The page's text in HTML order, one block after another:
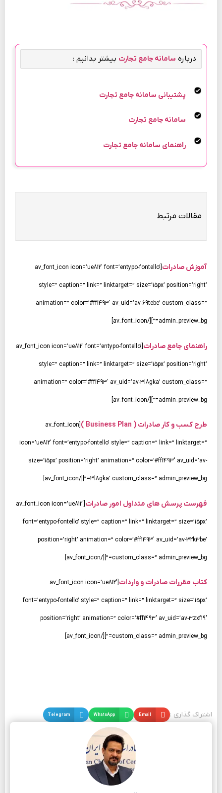
درباره سامانه جامع تجارت بیشتر بدانیم :
پشتیبانی سامانه جامع تجارت
سامانه جامع تجارت
راهنمای سامانه جامع تجارت
مقالات مرتبط
آموزش صادرات [av_font_icon icon=’ue812′ font=’entypo-fontello’
style=” caption=” link=” linktarget=” size=’15px’ position=’right’
animation=” color=’#ff1493′ av_uid=’av-69tebe’ custom_class=”
admin_preview_bg=”][/av_font_icon]
راهنمای جامع صادرات [av_font_icon icon=’ue812′ font=’entypo-fontello’
style=” caption=” link=” linktarget=” size=’15px’ position=’right’
animation=” color=’#ff1493′ av_uid=’av-3l8gka’ custom_class=”
admin_preview_bg=”][/av_font_icon]
طرح کسب و کار صادرات ( Business Plan ) [av_font_icon
icon=’ue812′ font=’entypo-fontello’ style=” caption=” link=” linktarget=”
size=’15px’ position=’right’ animation=” color=’#ff1493′ av_uid=’av-
3l8gka’ custom_class=” admin_preview_bg=”][/av_font_icon]
فهرست پرسش های متداول امور صادرات [av_font_icon icon=’ue812′
font=’entypo-fontello’ style=” caption=” link=” linktarget=” size=’15px’
position=’right’ animation=” color=’#ff1493′ av_uid=’av-32k3be’
custom_class=” admin_preview_bg=”][/av_font_icon]
کتاب مقررات صادرات و واردات [av_font_icon icon=’ue812′
font=’entypo-fontello’ style=” caption=” link=” linktarget=” size=’15px’
position=’right’ animation=” color=’#ff1493′ av_uid=’av-3zxf19′
custom_class=” admin_preview_bg=”][/av_font_icon]
اشتراک گذاری : Email
WhatsApp
Telegram